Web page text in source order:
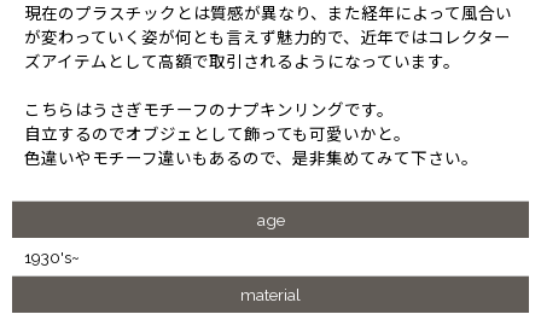
現在のプラスチックとは質感が異なり、また経年によって風合い
が変わっていく姿が何とも言えず魅力的で、近年ではコレクター
ズアイテムとして高額で取引されるようになっています。
こちらはうさぎモチーフのナプキンリングです。
自立するのでオブジェとして飾っても可愛いかと。
色違いやモチーフ違いもあるので、是非集めてみて下さい。
age
1930's~
material